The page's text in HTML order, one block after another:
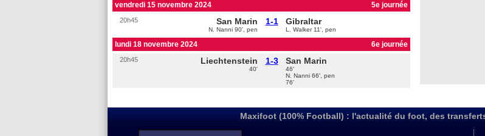
vendredi 15 novembre 2024 5e journée
20h45 San Marin 1-1 Gibraltar
N. Nanni 90', pen L. Walker 11', pen
lundi 18 novembre 2024 6e journée
20h45 Liechtenstein 1-3 San Marin
40'
46'
N. Nanni 66', pen
76'
Maxifoot (100% Football) : l'actualité du foot, des